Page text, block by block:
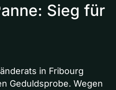
Sieg für
in Fribourg
Geduldsprobe. Wegen